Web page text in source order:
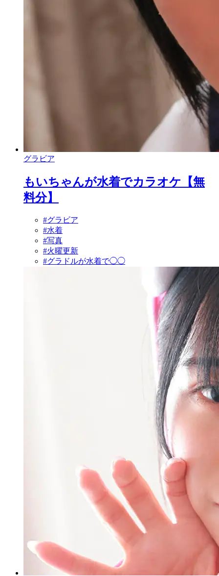
グラビア
もいちゃんが水着でカラオケ【無
料分】
#グラビア
#水着
#写真
#火曜更新
#グラドルが水着で◯◯